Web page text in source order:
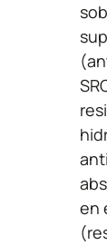
en